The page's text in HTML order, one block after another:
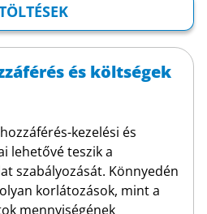
és költségek
kezelési és
lehetővé teszik a
szabályozását. Könnyedén
korlátozások, mint a
mennyiségének